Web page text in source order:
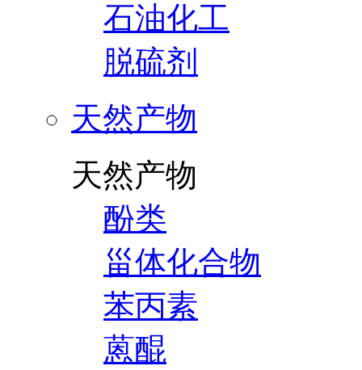
石油化工
脱硫剂
天然产物
天然产物
酚类
甾体化合物
苯丙素
蒽醌